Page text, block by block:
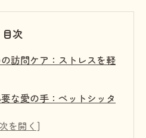
目次
訪問ケア：ストレスを軽
な愛の手：ペットシッタ